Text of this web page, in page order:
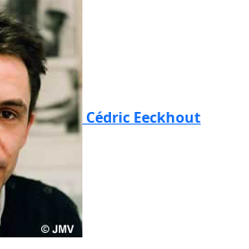
Cédric Eeckhout